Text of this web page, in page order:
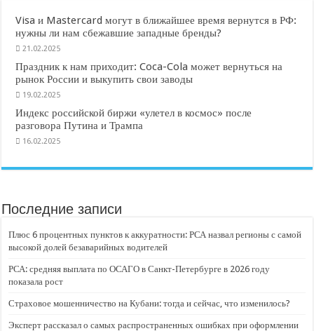
Visa и Mastercard могут в ближайшее время вернутся в РФ:
нужны ли нам сбежавшие западные бренды?
21.02.2025
Праздник к нам приходит: Coca-Cola может вернуться на
рынок России и выкупить свои заводы
19.02.2025
Индекс российской биржи «улетел в космос» после
разговора Путина и Трампа
16.02.2025
Последние записи
Плюс 6 процентных пунктов к аккуратности: РСА назвал регионы с самой
высокой долей безаварийных водителей
РСА: средняя выплата по ОСАГО в Санкт-Петербурге в 2026 году
показала рост
Страховое мошенничество на Кубани: тогда и сейчас, что изменилось?
Эксперт рассказал о самых распространенных ошибках при оформлении